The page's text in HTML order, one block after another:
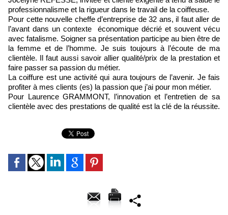
professionnalisme et la rigueur dans le travail de la coiffeuse.
Pour cette nouvelle cheffe d’entreprise de 32 ans, il faut aller de
l’avant dans un contexte économique décrié et souvent vécu
avec fatalisme. Soigner sa présentation participe au bien être de
la femme et de l’homme. Je suis toujours à l’écoute de ma
clientèle. Il faut aussi savoir allier qualité/prix de la prestation et
faire passer sa passion du métier.
La coiffure est une activité qui aura toujours de l’avenir. Je fais
profiter à mes clients (es) la passion que j’ai pour mon métier.
Pour Laurence GRAMMONT, l’innovation et l’entretien de sa
clientèle avec des prestations de qualité est la clé de la réussite.